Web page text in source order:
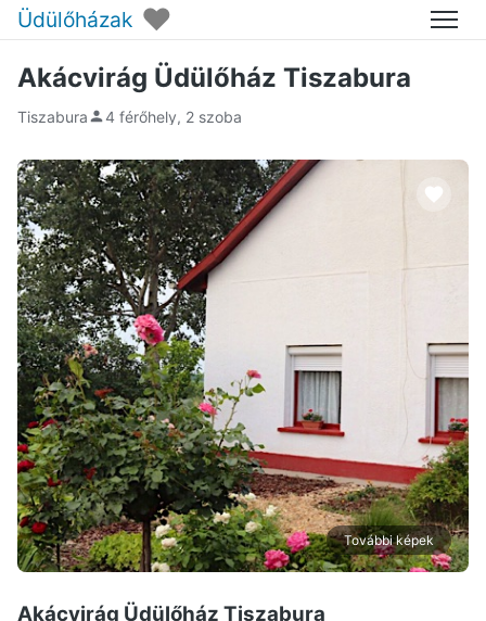
Üdülőházak ♥ Menü
Akácvirág Üdülőház Tiszabura
Tiszabura 4 férőhely, 2 szoba
További képek
Akácvirág Üdülőház Tiszabura